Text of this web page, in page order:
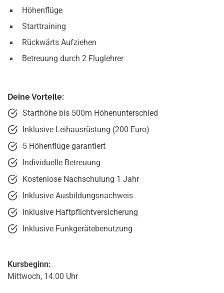
Höhenflüge
Starttraining
Rückwärts Aufziehen
Betreuung durch 2 Fluglehrer
Deine Vorteile:
Starthöhe bis 500m Höhenunterschied
Inklusive Leihausrüstung (200 Euro)
5 Höhenflüge garantiert
Individuelle Betreuung
Kostenlose Nachschulung 1 Jahr
Inklusive Ausbildungsnachweis
Inklusive Haftpflicht­versicherung
Inklusive Funkgeräte­benutzung
Kursbeginn:
Mittwoch, 14.00 Uhr